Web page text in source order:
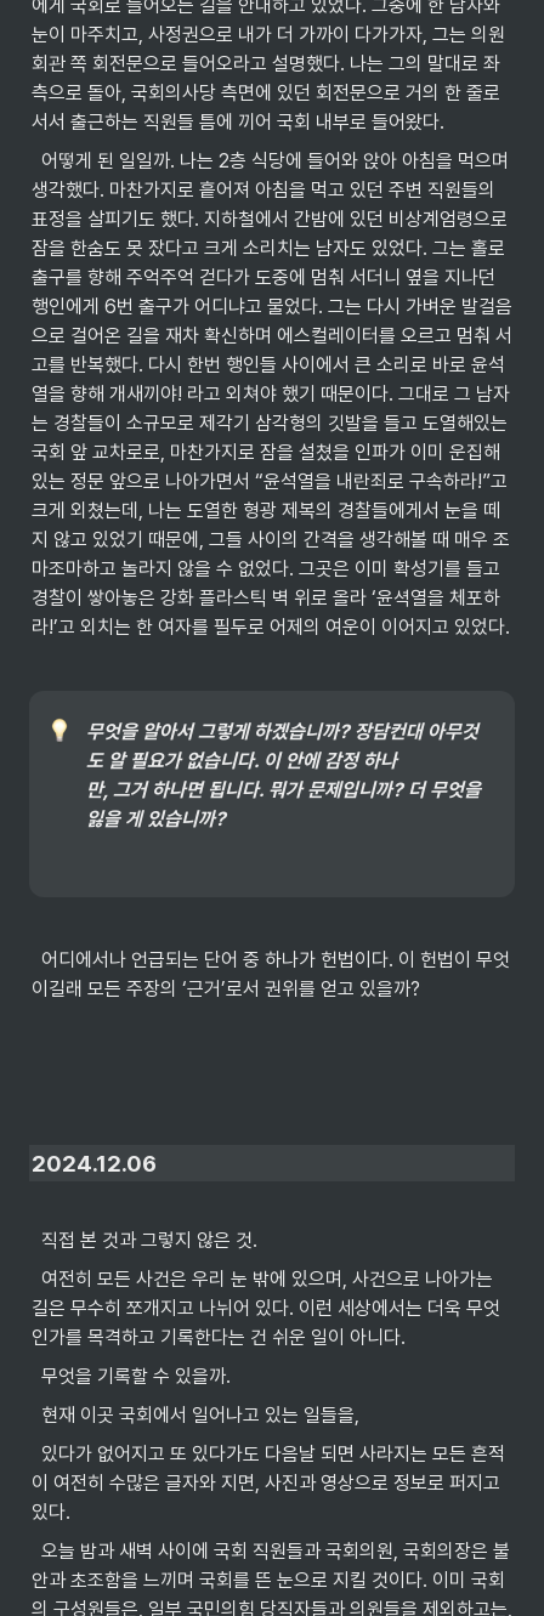
에게 국회로 들어오는 길을 안내하고 있었다. 그중에 한 남자와
눈이 마주치고, 사정권으로 내가 더 가까이 다가가자, 그는 의원
회관 쪽 회전문으로 들어오라고 설명했다. 나는 그의 말대로 좌
측으로 돌아, 국회의사당 측면에 있던 회전문으로 거의 한 줄로
서서 출근하는 직원들 틈에 끼어 국회 내부로 들어왔다.
생각했다. 마찬가지로 흩어져 아침을 먹고 있던 주변 직원들의
표정을 살피기도 했다. 지하철에서 간밤에 있던 비상계엄령으로
잠을 한숨도 못 잤다고 크게 소리치는 남자도 있었다. 그는 홀로
출구를 향해 주억주억 걷다가 도중에 멈춰 서더니 옆을 지나던
행인에게 6번 출구가 어디냐고 물었다. 그는 다시 가벼운 발걸음
으로 걸어온 길을 재차 확신하며 에스컬레이터를 오르고 멈춰 서
고를 반복했다. 다시 한번 행인들 사이에서 큰 소리로 바로 윤석
열을 향해 개새끼야! 라고 외쳐야 했기 때문이다. 그대로 그 남자
는 경찰들이 소규모로 제각기 삼각형의 깃발을 들고 도열해있는
국회 앞 교차로로, 마찬가지로 잠을 설쳤을 인파가 이미 운집해
있는 정문 앞으로 나아가면서 “윤석열을 내란죄로 구속하라!”고
크게 외쳤는데, 나는 도열한 형광 제복의 경찰들에게서 눈을 떼
지 않고 있었기 때문에, 그들 사이의 간격을 생각해볼 때 매우 조
마조마하고 놀라지 않을 수 없었다. 그곳은 이미 확성기를 들고
경찰이 쌓아놓은 강화 플라스틱 벽 위로 올라 ‘윤셕열을 체포하
라!’고 외치는 한 여자를 필두로 어제의 여운이 이어지고 있었다.
무엇을 알아서 그렇게 하겠습니까? 장담컨대 아무것
도 알 필요가 없습니다. 이 안에 감정 하나
만, 그거 하나면 됩니다. 뭐가 문제입니까? 더 무엇을
잃을 게 있습니까?
이길래 모든 주장의 ‘근거’로서 권위를 얻고 있을까?
2024.12.06
  직접 본 것과 그렇지 않은 것.
길은 무수히 쪼개지고 나뉘어 있다. 이런 세상에서는 더욱 무엇
인가를 목격하고 기록한다는 건 쉬운 일이 아니다.
  무엇을 기록할 수 있을까.
  현재 이곳 국회에서 일어나고 있는 일들을,
이 여전히 수많은 글자와 지면, 사진과 영상으로 정보로 퍼지고
있다.
안과 초조함을 느끼며 국회를 뜬 눈으로 지킬 것이다. 이미 국회
의 구성원들은, 일부 국민의힘 당직자들과 의원들을 제외하고는,